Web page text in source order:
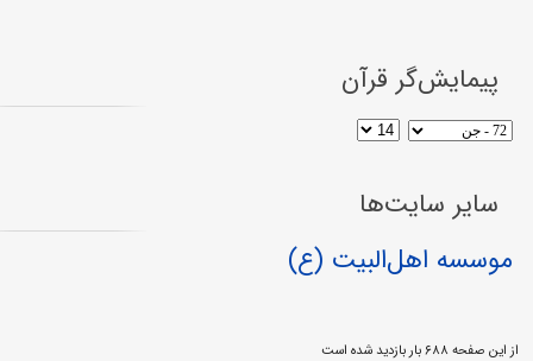
پیمایش‌گر قرآن
سایر سایت‌ها
موسسه اهل‌البیت (ع)
از این صفحه ۶۸۸ بار بازدید شده است